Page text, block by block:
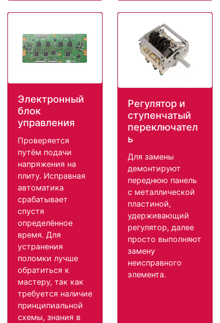
Электронный
блок
управления
Проверяется
путём подачи
напряжения на
плиту. Исправная
автоматика
срабатывает
спустя
определённое
время. Для
устранения
поломки лучше
обратиться к
мастеру, так как
требуется наличие
принципиальной
схемы, знания в
Регулятор и
ступенчатый
переключател
ь
Для замены
демонтируют
переднюю панель
с металлической
пластиной,
удерживающий
регулятор, далее
просто выполняют
замену
неисправного
элемента.